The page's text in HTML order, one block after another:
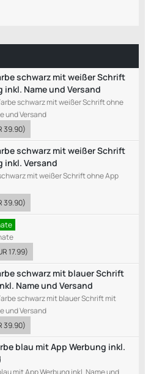
schwarz mit weißer Schrift
inkl. Name und Versand
schwarz mit weißer Schrift ohne
und Versand
39.90)
schwarz mit weißer Schrift
inkl. Versand
mit weißer Schrift ohne App
39.90)
17.99)
schwarz mit blauer Schrift
Name und Versand
schwarz mit blauer Schrift mit
und Versand
39.90)
blau mit App Werbung inkl.